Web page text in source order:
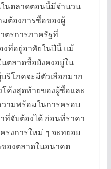
นตลาดตอนนี้มีจำนวน
มต้องการซื้อของผู้
ตรการภาครัฐที่
งที่อยู่อาศัยในปีนี้ แม้
ตลาดซื้อยังคงอยู่ใน
ริโภคจะมีตัวเลือกมาก
ค้งสุดท้ายของผู้ซื้อและ
ามพร้อมในการครอบ
ที่จับต้องได้ ก่อนที่ราคา
รงการใหม่ ๆ จะทยอย
องตลาดในอนาคต